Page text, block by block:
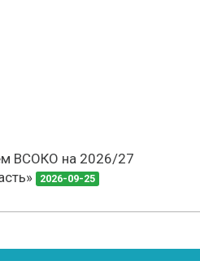
ВСОКО на 2026/27
2026-09-25